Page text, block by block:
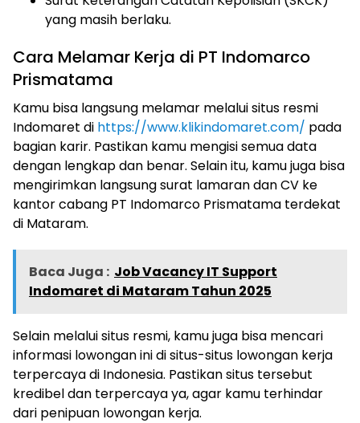
yang masih berlaku.
Cara Melamar Kerja di PT Indomarco
Prismatama
Kamu bisa langsung melamar melalui situs resmi
Indomaret di https://www.klikindomaret.com/ pada
bagian karir. Pastikan kamu mengisi semua data
dengan lengkap dan benar. Selain itu, kamu juga bisa
mengirimkan langsung surat lamaran dan CV ke
kantor cabang PT Indomarco Prismatama terdekat
di Mataram.
Baca Juga : Job Vacancy IT Support
Indomaret di Mataram Tahun 2025
Selain melalui situs resmi, kamu juga bisa mencari
informasi lowongan ini di situs-situs lowongan kerja
terpercaya di Indonesia. Pastikan situs tersebut
kredibel dan terpercaya ya, agar kamu terhindar
dari penipuan lowongan kerja.